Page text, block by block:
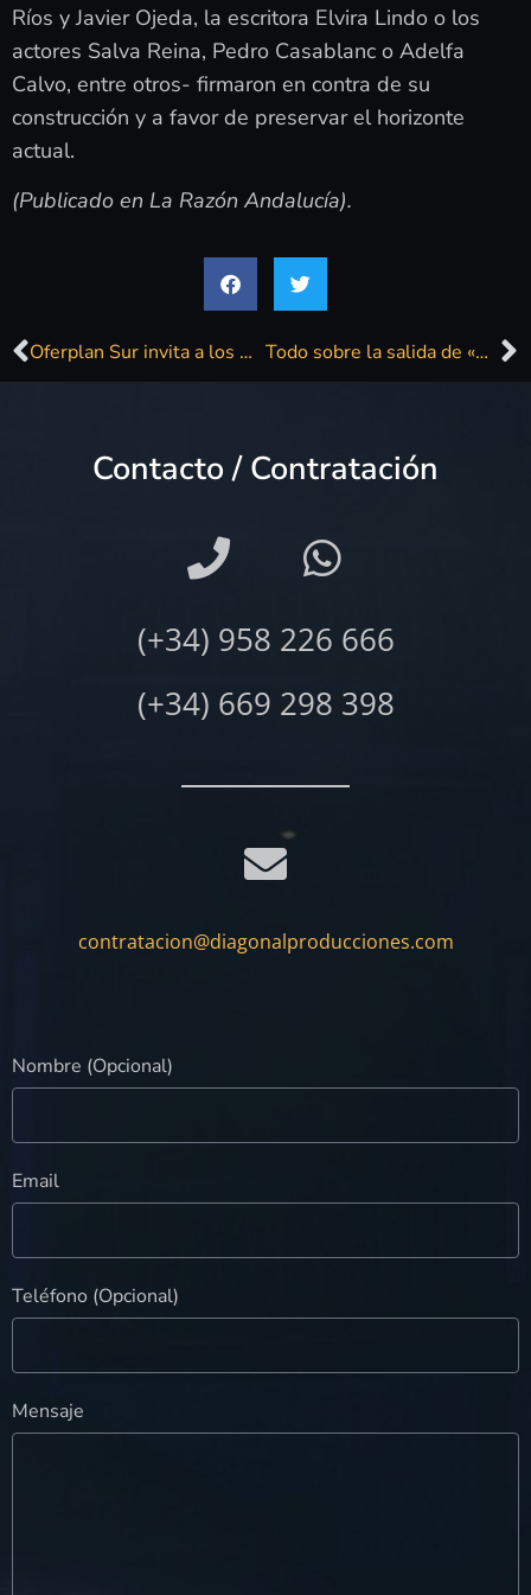
Ríos y Javier Ojeda, la escritora Elvira Lindo o los
actores Salva Reina, Pedro Casablanc o Adelfa
Calvo, entre otros- firmaron en contra de su
construcción y a favor de preservar el horizonte
actual.
(Publicado en La Razón Andalucía).
Oferplan Sur invita a los mejores conciertos de Starlite Catalana Occidente Todo sobre la salida de «Decantando»
Contacto / Contratación
(+34) 958 226 666
(+34) 669 298 398
contratacion@diagonalproducciones.com
Nombre (Opcional)
Email
Teléfono (Opcional)
Mensaje